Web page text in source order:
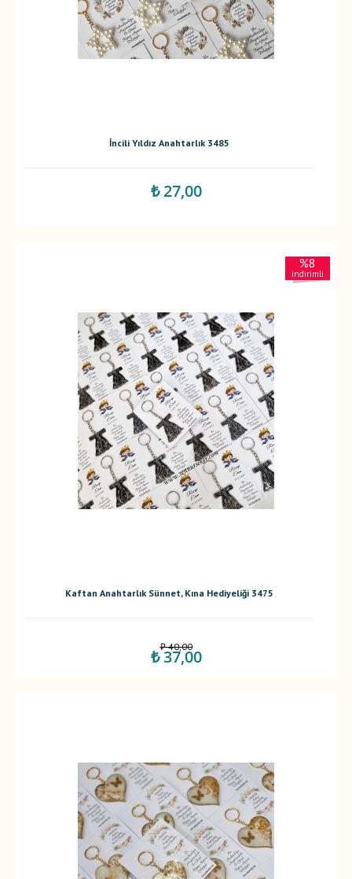
İncili Yıldız Anahtarlık 3485
₺ 27,00
%8
indirimli
Kaftan Anahtarlık Sünnet, Kına Hediyeliği 3475
₺ 40,00
₺ 37,00